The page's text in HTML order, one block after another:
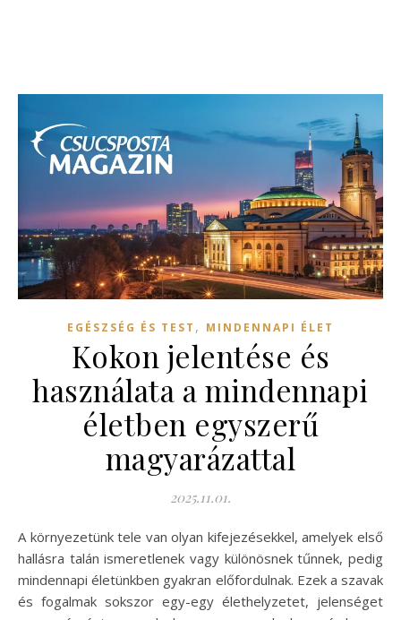
EGÉSZSÉG ÉS TEST , MINDENNAPI ÉLET
Kokon jelentése és
használata a mindennapi
életben egyszerű
magyarázattal
2025.11.01.
A környezetünk tele van olyan kifejezésekkel, amelyek első
hallásra talán ismeretlenek vagy különösnek tűnnek, pedig
mindennapi életünkben gyakran előfordulnak. Ezek a szavak
és fogalmak sokszor egy-egy élethelyzetet, jelenséget